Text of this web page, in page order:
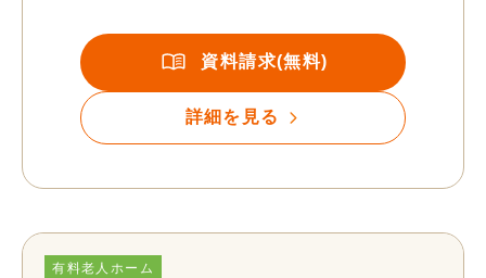
資料請求(無料)
詳細を見る
有料老人ホーム